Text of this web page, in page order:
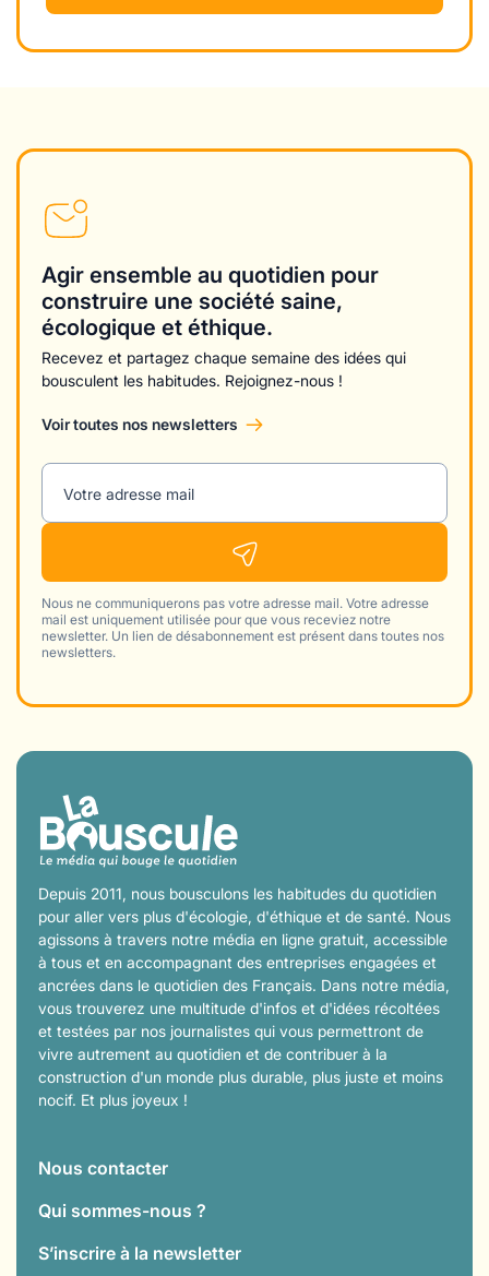
Agir ensemble au quotidien pour
construire une société saine,
écologique et éthique.
Recevez et partagez chaque semaine des idées qui
bousculent les habitudes. Rejoignez-nous !
Voir toutes nos newsletters
Votre adresse mail
Nous ne communiquerons pas votre adresse mail. Votre adresse
mail est uniquement utilisée pour que vous receviez notre
newsletter. Un lien de désabonnement est présent dans toutes nos
newsletters.
Depuis 2011, nous bousculons les habitudes du quotidien
pour aller vers plus d'écologie, d'éthique et de santé. Nous
agissons à travers notre média en ligne gratuit, accessible
à tous et en accompagnant des entreprises engagées et
ancrées dans le quotidien des Français. Dans notre média,
vous trouverez une multitude d'infos et d'idées récoltées
et testées par nos journalistes qui vous permettront de
vivre autrement au quotidien et de contribuer à la
construction d'un monde plus durable, plus juste et moins
nocif. Et plus joyeux !
Nous contacter
Qui sommes-nous ?
S’inscrire à la newsletter